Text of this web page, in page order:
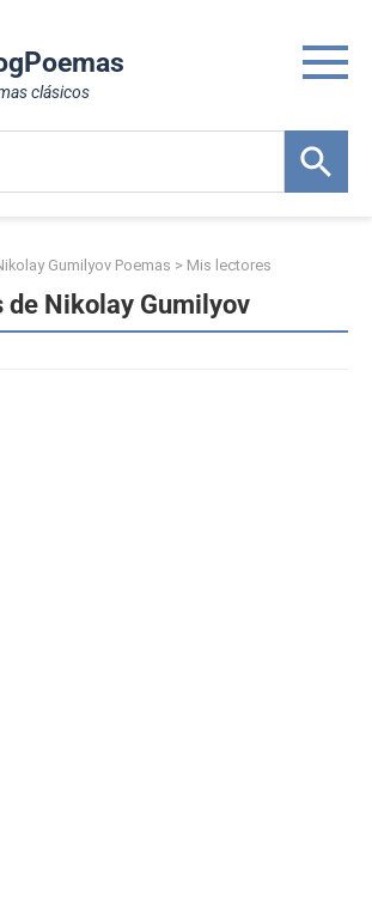
clásicos
Gumilyov Poemas > Mis lectores
de Nikolay Gumilyov